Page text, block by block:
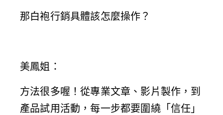
那白袍行銷具體該怎麼操作？
美鳳姐 ：
方法很多喔！從專業文章、影片製作，到
產品試用活動，每一步都要圍繞「信任」